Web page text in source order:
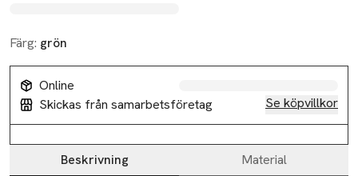
Färg: grön
Online
Skickas från samarbetsföretag
Se köpvillkor
Beskrivning Material